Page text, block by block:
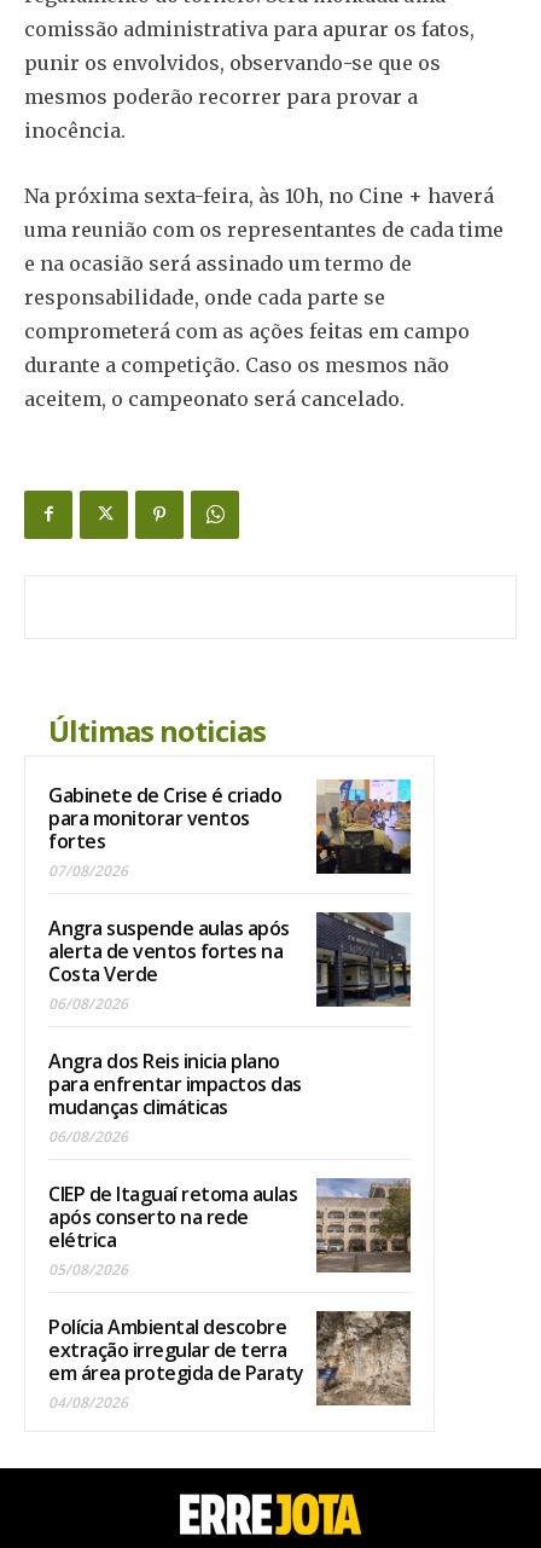
comissão administrativa para apurar os fatos,
punir os envolvidos, observando-se que os
mesmos poderão recorrer para provar a
inocência.
Na próxima sexta-feira, às 10h, no Cine + haverá
uma reunião com os representantes de cada time
e na ocasião será assinado um termo de
responsabilidade, onde cada parte se
comprometerá com as ações feitas em campo
durante a competição. Caso os mesmos não
aceitem, o campeonato será cancelado.
Últimas noticias
Gabinete de Crise é criado
para monitorar ventos
fortes
07/08/2026
Angra suspende aulas após
alerta de ventos fortes na
Costa Verde
06/08/2026
Angra dos Reis inicia plano
para enfrentar impactos das
mudanças climáticas
06/08/2026
CIEP de Itaguaí retoma aulas
após conserto na rede
elétrica
05/08/2026
Polícia Ambiental descobre
extração irregular de terra
em área protegida de Paraty
04/08/2026